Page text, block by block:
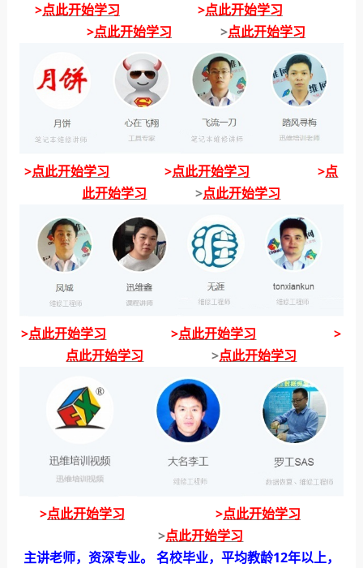
>点此开始学习 >点此开始学习
>点此开始学习 >点此开始学习
>点此开始学习 >点此开始学习 >点
此开始学习
>点此开始学习
>点此开始学习 >点此开始学习
>
点此开始学习
>点此开始学习
>点此开始学习 >点此开始学习
>点此开始学习
主讲老师，资深专业。 名校毕业，平均教龄12年以上，